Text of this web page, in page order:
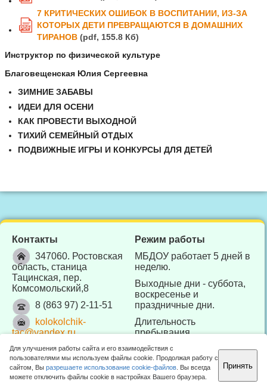
PDF
7 КРИТИЧЕСКИХ ОШИБОК В ВОСПИТАНИИ, ИЗ-ЗА
КОТОРЫХ ДЕТИ ПРЕВРАЩАЮТСЯ В ДОМАШНИХ
ТИРАНОВ(pdf, 155.8 Кб)
Инструктор по физической культуре
Благовещенская Юлия Сергеевна
ЗИМНИЕ ЗАБАВЫ
ИДЕИ ДЛЯ ОСЕНИ
КАК ПРОВЕСТИ ВЫХОДНОЙ
ТИХИЙ СЕМЕЙНЫЙ ОТДЫХ
ПОДВИЖНЫЕ ИГРЫ И КОНКУРСЫ ДЛЯ ДЕТЕЙ
Контакты
347060. Ростовская
область, станица
Тацинская, пер.
Комсомольский,8
8 (863 97) 2-11-51
kolokolchik-
tac@yandex.ru
Режим работы
МБДОУ работает 5 дней в
неделю.
Выходные дни - суббота,
воскресенье и
праздничные дни.
Длительность
пребывания
воспитанников в МБДОУ -
10 часов (с 7.30 до 17.30).
Отдел образования Тацинского района 2010 -2026 ©
Для улучшения работы сайта и его взаимодействия с
пользователями мы используем файлы cookie. Продолжая работу с
сайтом, Вы разрешаете использование cookie-файлов . Вы всегда
можете отключить файлы cookie в настройках Вашего браузера.
Принять